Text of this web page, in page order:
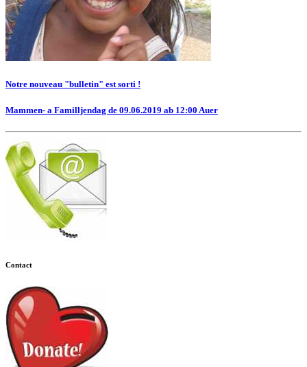
Notre nouveau "bulletin" est sorti !
Mammen- a Familljendag de 09.06.2019 ab 12:00 Auer
Contact